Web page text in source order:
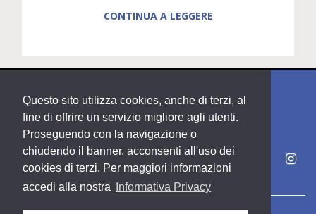
Questo sito utilizza cookies, anche di terzi, al
fine di offrire un servizio migliore agli utenti.
Proseguendo con la navigazione o
chiudendo il banner, acconsenti all'uso dei
cookies di terzi. Per maggiori informazioni
accedi alla nostra
Informativa Privacy
CONTINUA A LEGGERE